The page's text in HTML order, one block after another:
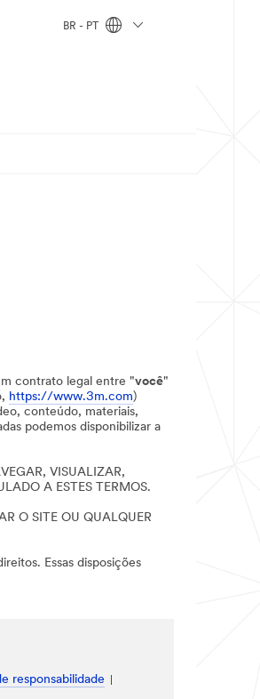
BR - PT
contrato legal entre "você"
https://www.3m.com)
conteúdo, materiais,
podemos disponibilizar a
VISUALIZAR,
A ESTES TERMOS.
O SITE OU QUALQUER
Essas disposições
responsabilidade